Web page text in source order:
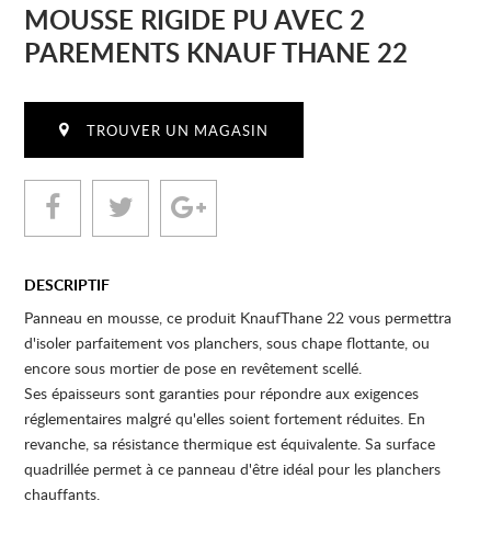
MOUSSE RIGIDE PU AVEC 2
PAREMENTS KNAUF THANE 22
TROUVER UN MAGASIN
DESCRIPTIF
Panneau en mousse, ce produit KnaufThane 22 vous permettra
d'isoler parfaitement vos planchers, sous chape flottante, ou
encore sous mortier de pose en revêtement scellé.
Ses épaisseurs sont garanties pour répondre aux exigences
réglementaires malgré qu'elles soient fortement réduites. En
revanche, sa résistance thermique est équivalente. Sa surface
quadrillée permet à ce panneau d'être idéal pour les planchers
chauffants.